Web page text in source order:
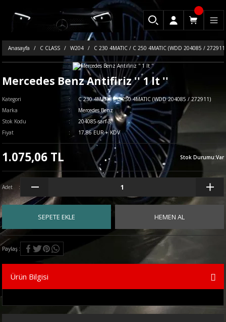
Anasayfa C CLASS W204 C 230 4MATIC / C 250 4MATIC (WDD 204085 / 272911)
Mercedes Benz Antifiriz '' 1 lt ''
Kategori
C 230 4MATIC / C 250 4MATIC (WDD 204085 / 272911)
Marka
Mercedes Benz
Stok Kodu
204085-sarf-3
Fiyat
17,86 EUR + KDV
1.075,06 TL Stok Durumu:Var
Adet
SEPETE EKLE HEMEN AL
Paylaş
Ürün Bilgisi